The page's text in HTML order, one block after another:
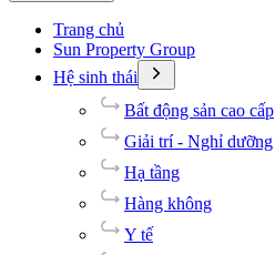
Trang chủ
Sun Property Group
Hệ sinh thái
Bất động sản cao cấp
Giải trí - Nghỉ dưỡng
Hạ tầng
Hàng không
Y tế